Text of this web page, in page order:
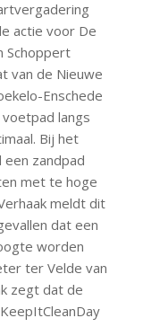
actie voor De
Schoppert
van de Nieuwe
Enschede
langs
Bij het
een zandpad
met te hoge
meldt dit
dat een
worden
ter Velde van
zegt dat de